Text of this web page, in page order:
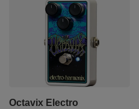
Octavix Electro